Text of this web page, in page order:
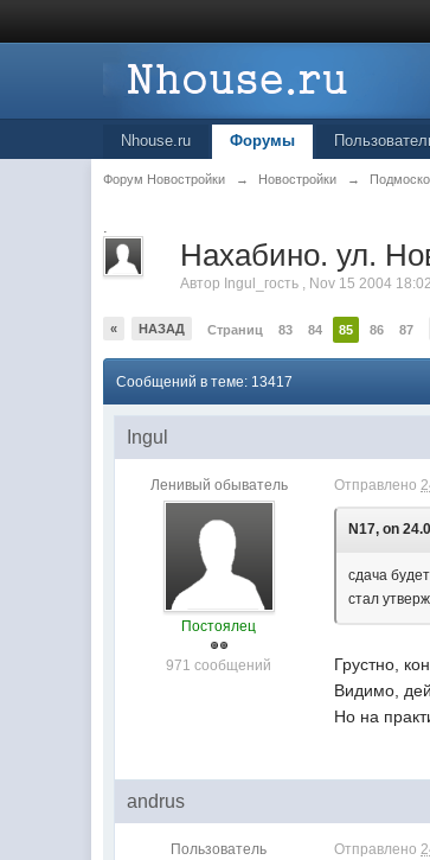
Nhouse.ru Форумы
Форум Новостройки → Новостройки →
.
Нахабино. ул.
Автор Ingul_гость , Nov 15 2004 18:02
« НАЗАД Страниц 83 84 85 86 87
Сообщений в теме: 13417
Ingul
Ленивый обыватель
Постоялец
971 сообщений
Отправлено
N17, on
сдача
стал
Грустно,
Видимо,
Но на
andrus
Пользователь Отправлено